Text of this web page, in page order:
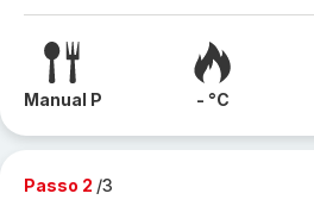
Manual P - °C
Passo 2 /3